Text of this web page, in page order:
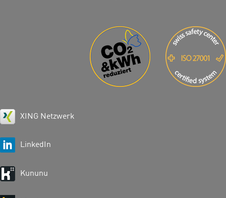
XING Netzwerk
LinkedIn
Kununu